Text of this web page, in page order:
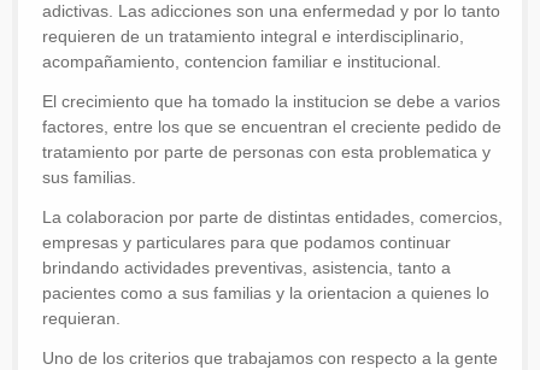
adictivas. Las adicciones son una enfermedad y por lo tanto
requieren de un tratamiento integral e interdisciplinario,
acompañamiento, contencion familiar e institucional.
El crecimiento que ha tomado la institucion se debe a varios
factores, entre los que se encuentran el creciente pedido de
tratamiento por parte de personas con esta problematica y
sus familias.
La colaboracion por parte de distintas entidades, comercios,
empresas y particulares para que podamos continuar
brindando actividades preventivas, asistencia, tanto a
pacientes como a sus familias y la orientacion a quienes lo
requieran.
Uno de los criterios que trabajamos con respecto a la gente